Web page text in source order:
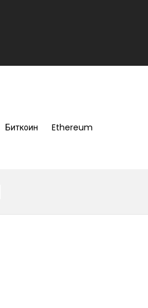
Биткоин Ethereum